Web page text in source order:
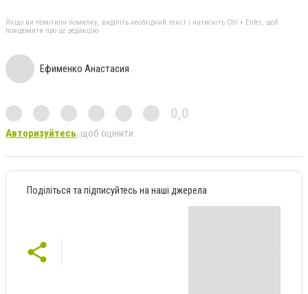
Якщо ви помітили помилку, виділіть необхідний текст і натисніть Ctrl + Enter, щоб
повідомити про це редакцію
Ефименко Анастасия
0,0
Авторизуйтесь, щоб оцінити
Поділіться та підписуйтесь на наші джерела